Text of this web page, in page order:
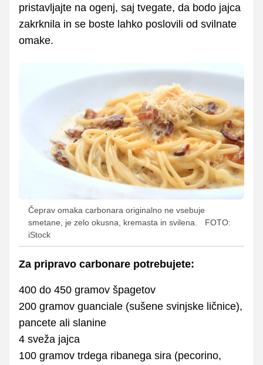
pristavljajte na ogenj, saj tvegate, da bodo jajca
zakrknila in se boste lahko poslovili od svilnate
omake.
Čeprav omaka carbonara originalno ne vsebuje
smetane, je zelo okusna, kremasta in svilena.
FOTO:
iStock
Za pripravo carbonare potrebujete:
400 do 450 gramov špagetov
200 gramov guanciale (sušene svinjske ličnice),
pancete ali slanine
4 sveža jajca
100 gramov trdega ribanega sira (pecorino,